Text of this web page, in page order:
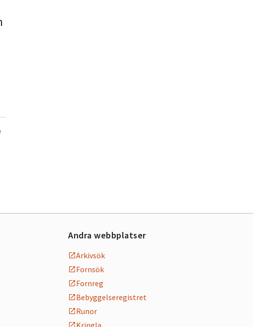
Andra webbplatser
Arkivsök
Fornsök
Fornreg
Bebyggelseregistret
Runor